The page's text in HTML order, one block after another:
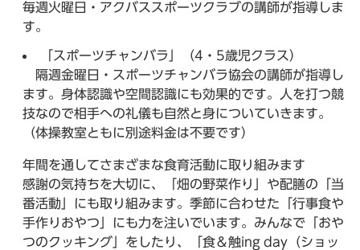
毎週火曜日・アクバススポーツクラブの講師が指導しま
す。
「スポーツチャンバラ」（4・5歳児クラス）
隔週金曜日・スポーツチャンバラ協会の講師が指導し
ます。身体認識や空間認識にも効果的です。人を打つ競
技なので相手への礼儀も自然と身についていきます。
（体操教室ともに別途料金は不要です）
年間を通してさまざまな食育活動に取り組みます
感謝の気持ちを大切に、「畑の野菜作り」や配膳の「当
番活動」にも取り組みます。季節に合わせた「行事食や
手作りおやつ」にも力を注いでいます。みんなで「おや
つのクッキング」をしたり、「食＆触ing day（ショッ